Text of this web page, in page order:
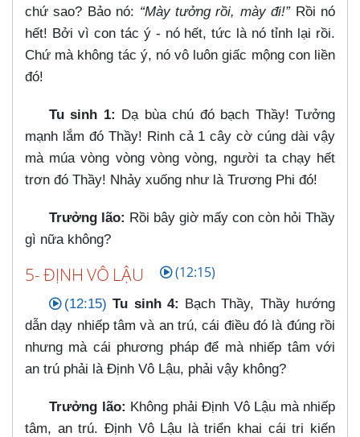
chứ sao? Bảo nó: “Mày tưởng rồi, mày đi!”Rồi nó
hết! Bởi vì con tác ý - nó hết, tức là nó tỉnh lại rồi.
Chứ mà không tác ý, nó vô luôn giấc mộng con liền
đó!
Tu sinh 1: Dạ bùa chú đó bạch Thầy! Tưởng
mạnh lắm đó Thầy! Rinh cả 1 cây cờ cúng dài vậy
mà múa vòng vòng vòng vòng, người ta chạy hết
trơn đó Thầy! Nhảy xuống như là Trương Phi đó!
Trưởng lão: Rồi bây giờ mấy con còn hỏi Thầy
gì nữa không?
5- ĐỊNH VÔ LẬU (12:15)
(12:15) Tu sinh 4: Bạch Thầy, Thầy hướng
dẫn dạy nhiếp tâm và an trú, cái điều đó là đúng rồi
nhưng mà cái phương pháp để mà nhiếp tâm với
an trú phải là Định Vô Lậu, phải vậy không?
Trưởng lão: Không phải Định Vô Lậu mà nhiếp
tâm, an trú. Định Vô Lậu là triển khai cái tri kiến